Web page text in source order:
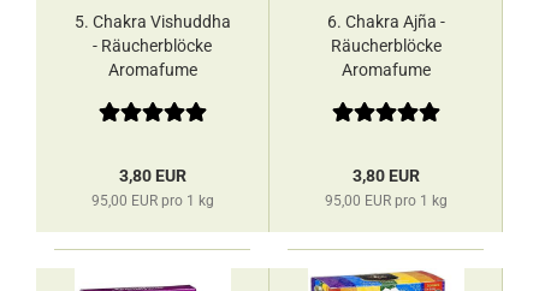
5. Chakra Vishuddha
- Räucherblöcke
Aromafume
3,80 EUR
95,00 EUR pro 1 kg
6. Chakra Ajña -
Räucherblöcke
Aromafume
3,80 EUR
95,00 EUR pro 1 kg